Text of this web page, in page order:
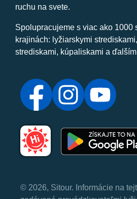
ruchu na svete.
Spolupracujeme s viac ako 1000
krajinách: lyžiarskymi
strediskami, kúpaliskami a
© 2026, Sitour. Informácie na